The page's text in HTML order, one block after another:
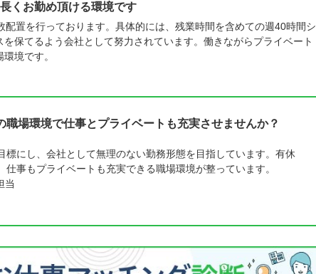
くお勤め頂ける環境です
置を行っております。具体的には、残業時間を含めての週40時間シ
保てるよう会社として努力されています。働きながらプライベート
境です。
場環境で仕事とプライベートも充実させませんか？
標にし、会社として無理のない勤務形態を目指しています。有休
事もプライベートも充実できる職場環境が整っています。
当